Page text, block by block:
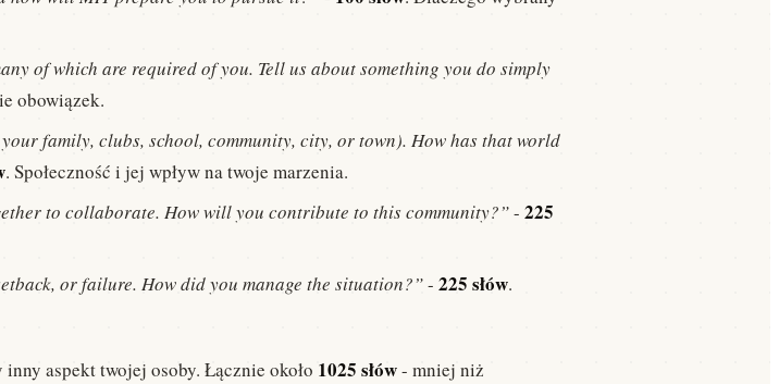
of which are required of you. Tell us about something you do simply
obowiązek.
family, clubs, school, community, city, or town). How has that world
. Społeczność i jej wpływ na twoje marzenia.
to collaborate. How will you contribute to this community?”- 225
or failure. How did you manage the situation?”- 225 słów.
aspekt twojej osoby. Łącznie około 1025 słów- mniej niż